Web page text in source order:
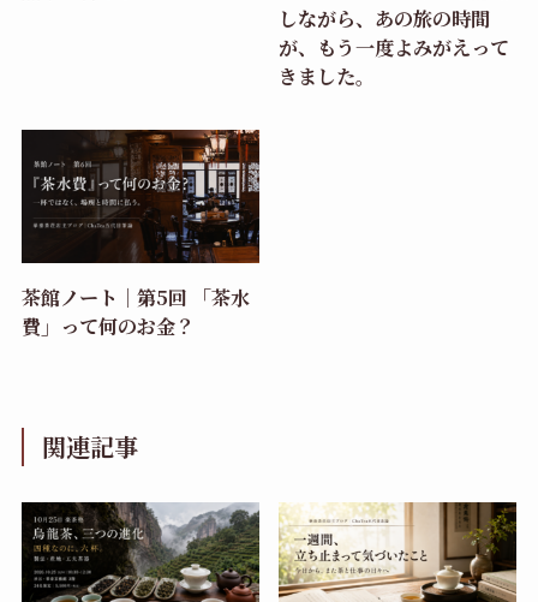
しながら、あの旅の時間
が、もう一度よみがえって
きました。
茶館ノート｜第5回 「茶水
費」って何のお金？
関連記事